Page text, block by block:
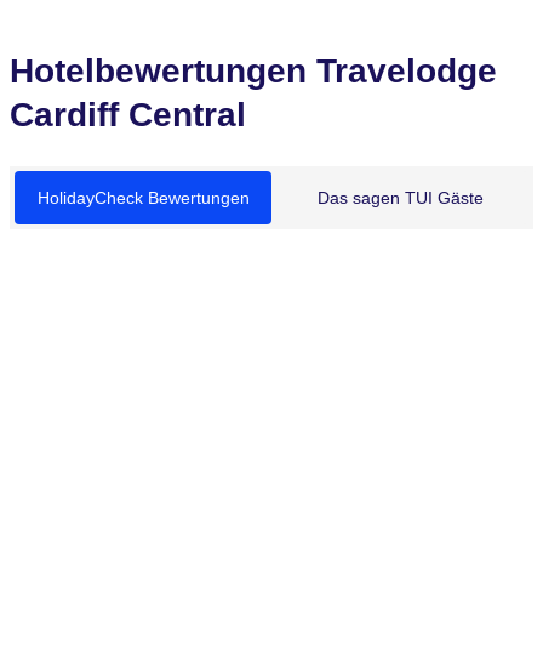
Hotelbewertungen Travelodge
Cardiff Central
HolidayCheck Bewertungen Das sagen TUI Gäste